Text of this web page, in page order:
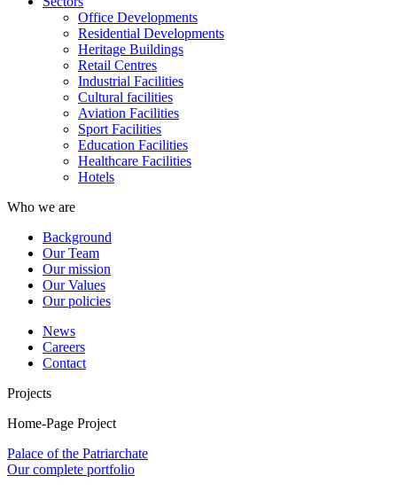
Office Developments
Residential Developments
Heritage Buildings
Retail Centres
Industrial Facilities
Cultural facilities
Aviation Facilities
Sport Facilities
Education Facilities
Healthcare Facilities
Hotels
Who we are
Background
Our Team
Our mission
Our Values
Our policies
News
Careers
Contact
Projects
Home-Page Project
Palace of the Patriarchate
Our complete portfolio